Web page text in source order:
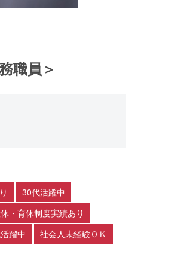
職員＞
30代活躍中
・育休制度実績あり
躍中 社会人未経験ＯＫ